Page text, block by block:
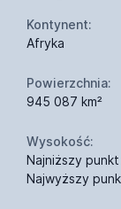
Kontynent:
Afryka
Powierzchnia:
945 087 km²
Wysokość:
Najniższy
Najwyższy